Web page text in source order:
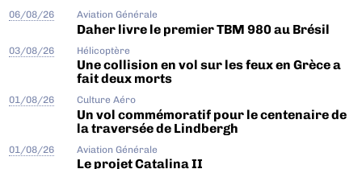
06/08/26 Aviation Générale
Daher livre le premier TBM 980 au Brésil
03/08/26 Hélicoptère
Une collision en vol sur les feux en Grèce a
fait deux morts
01/08/26 Culture Aéro
Un vol commémoratif pour le centenaire de
la traversée de Lindbergh
01/08/26 Aviation Générale
Le projet Catalina II